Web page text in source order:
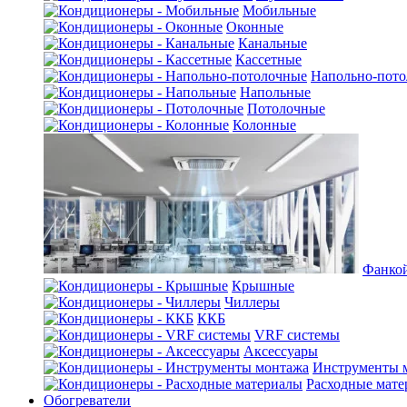
Мобильные
Оконные
Канальные
Кассетные
Напольно-
Напольные
Потолочные
Колонные
Крышные
Чиллеры
ККБ
VRF системы
Аксессуары
Инструменты
Расходные
Обогреватели